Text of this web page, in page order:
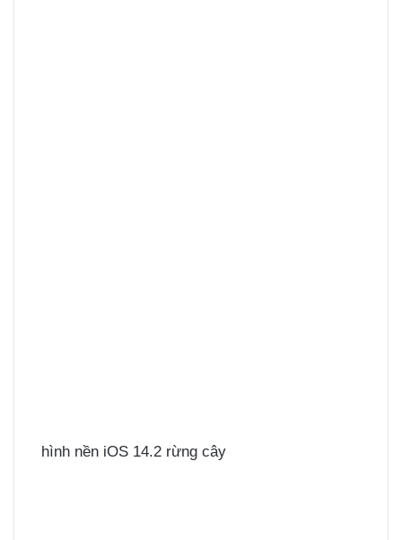
hình nền iOS 14.2 rừng cây